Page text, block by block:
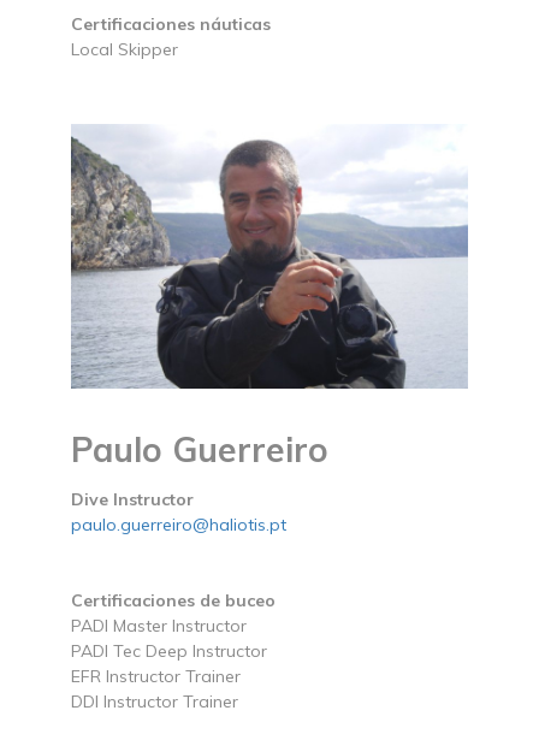
Certificaciones náuticas
Local Skipper
Paulo Guerreiro
Dive Instructor
paulo.guerreiro@haliotis.pt
Certificaciones de buceo
PADI Master Instructor
PADI Tec Deep Instructor
EFR Instructor Trainer
DDI Instructor Trainer